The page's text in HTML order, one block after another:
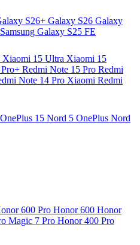
S26+ Galaxy S26 Galaxy
Samsung Galaxy S25 FE
Xiaomi 15 Ultra Xiaomi 15
Redmi Note 15 Pro Redmi
Note 14 Pro Xiaomi Redmi
OnePlus 15 Nord 5 OnePlus Nord
600 Pro Honor 600 Honor
Magic 7 Pro Honor 400 Pro